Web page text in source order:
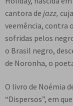
cantora de jazz,
veemência, contra
sofridas pelos
o Brasil negro,
de Noronha, o
O livro de Noémia
“Dispersos”, em